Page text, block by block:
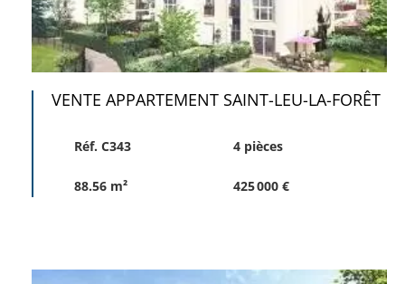
VENTE APPARTEMENT SAINT-LEU-LA-FORÊT
Réf. C343 4 pièces
88.56 m² 425 000 €